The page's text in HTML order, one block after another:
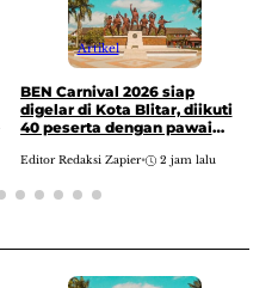
Artikel
BEN Carnival 2026 siap
digelar di Kota Blitar, diikuti
40 peserta dengan pawai
kantor DPRD
Editor Redaksi Zapier• 2 jam lalu